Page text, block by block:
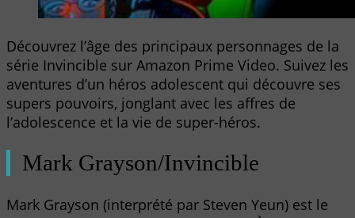
Découvrez l’âge des principaux personnages de la
série Invincible sur Amazon Prime Video. Suivez les
aventures d’un héros adolescent qui découvre ses
supers pouvoirs, jonglant avec les affres de
l’adolescence et la vie de super-héros.
Mark Grayson/Invincible
Mark Grayson (interprété par Steven Yeun) est le